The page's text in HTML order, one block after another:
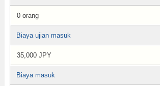
0 orang
Biaya ujian masuk
35,000 JPY
Biaya masuk